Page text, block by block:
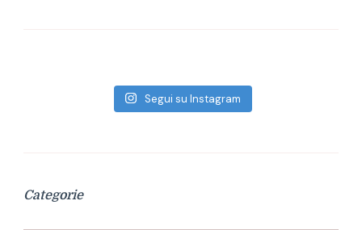
Segui su Instagram
Categorie